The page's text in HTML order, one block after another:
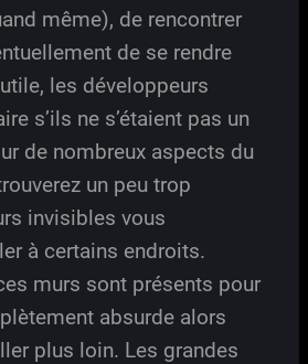
même), de rencontrer
de se rendre
les développeurs
s’ils ne s’étaient pas un
de nombreux aspects du
un peu trop
invisibles vous
à certains endroits.
murs sont présents pour
absurde alors
plus loin. Les grandes